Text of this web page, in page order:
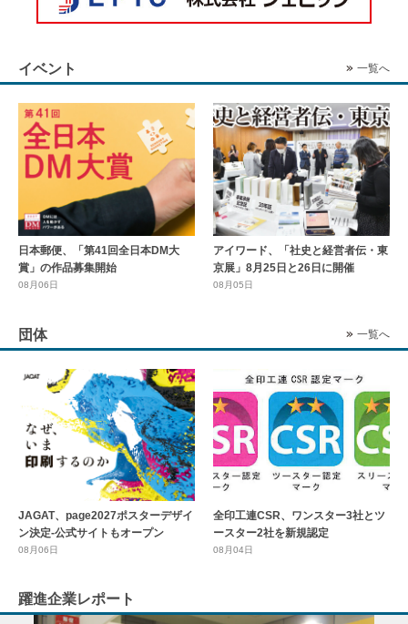
イベント 一覧へ
日本郵便、「第41回全日本DM大
賞」の作品募集開始
08月06日
アイワード、「社史と経営者伝・東
京展」8月25日と26日に開催
08月05日
団体 一覧へ
JAGAT、page2027ポスターデザイ
ン決定-公式サイトもオープン
08月06日
全印工連CSR、ワンスター3社とツ
ースター2社を新規認定
08月04日
躍進企業レポート